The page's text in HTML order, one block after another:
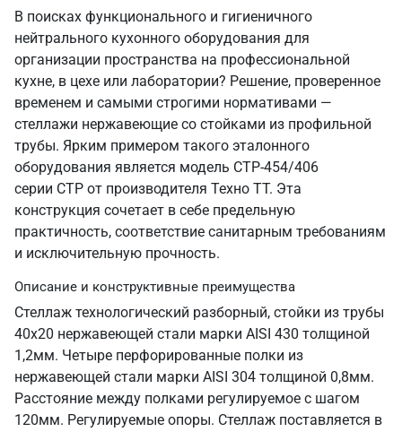
В поисках функционального и гигиеничного
нейтрального кухонного оборудования для
организации пространства на профессиональной
кухне, в цехе или лаборатории? Решение, проверенное
временем и самыми строгими нормативами —
стеллажи нержавеющие со стойками из профильной
трубы. Ярким примером такого эталонного
оборудования является модель СТР-454/406
серии СТР от производителя Техно ТТ. Эта
конструкция сочетает в себе предельную
практичность, соответствие санитарным требованиям
и исключительную прочность.
Описание и конструктивные преимущества
Стеллаж технологический разборный, стойки из трубы
40х20 нержавеющей стали марки AISI 430 толщиной
1,2мм. Четыре перфорированные полки из
нержавеющей стали марки AISI 304 толщиной 0,8мм.
Расстояние между полками регулируемое с шагом
120мм. Регулируемые опоры. Стеллаж поставляется в